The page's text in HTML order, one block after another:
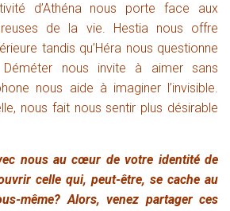
d’Athéna nous porte face aux
de la vie. Hestia nous offre
tandis qu’Héra nous questionne
nous invite à aimer sans
nous aide à imaginer l’invisible.
nous fait nous sentir plus désirable
nous au cœur de votre identité de
celle qui, peut-être, se cache au
même? Alors, venez partager ces